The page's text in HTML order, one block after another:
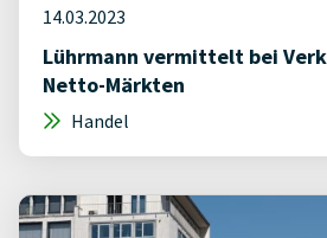
14.03.2023
Lührmann vermittelt bei
Netto-Märkten
Handel